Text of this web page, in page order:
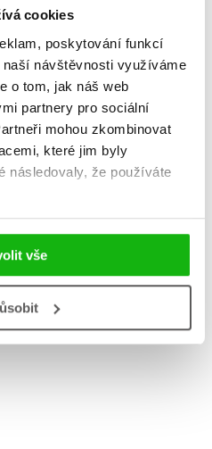
cookies
poskytování funkcí
návštěvnosti využíváme
o tom, jak náš web
partnery pro sociální
mohou zkombinovat
které jim byly
následovaly, že používáte
vše
440 Kč
Do košíku